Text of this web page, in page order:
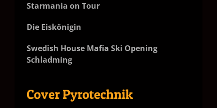
Starmania on Tour
Die Eiskönigin
Swedish House Mafia Ski Opening
Schladming
Cover Pyrotechnik